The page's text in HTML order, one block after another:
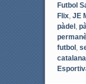
Futbol
Flix, JE
pàdel ,
futbol ,